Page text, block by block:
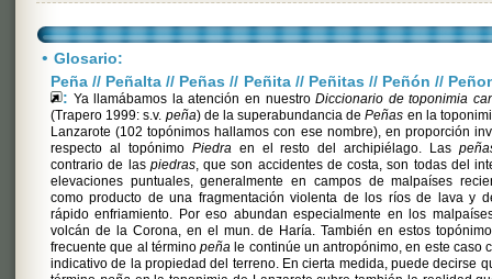
• Glosario:
Peña // Peñalta // Peñas // Peñita // Peñitas // Peñón //
: Ya llamábamos la atención en nuestroDiccionario de toponimia
(Trapero 1999: s.v. peña) de la superabundancia dePeñas en la
Lanzarote (102 topónimos hallamos con ese nombre), en proporción
respecto al topónimo Piedraen el resto del archipiélago. Las
contrario de las piedras, que son accidentes de costa, son todas del
elevaciones puntuales, generalmente en campos de malpaíses
como producto de una fragmentación violenta de los ríos de lava y
rápido enfriamiento. Por eso abundan especialmente en los
volcán de la Corona, en el mun. de Haría. También en estos
frecuente que al término peña le continúe un antropónimo, en este caso
indicativo de la propiedad del terreno. En cierta medida, puede decirse